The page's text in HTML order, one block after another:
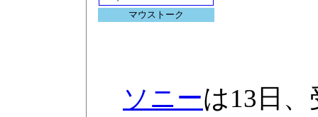
マウストーク
ソニーは13日